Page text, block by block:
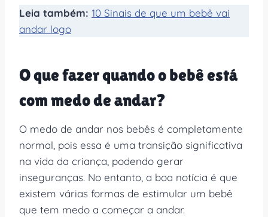
Leia também: 10 Sinais de que um bebê vai
andar logo
O que fazer quando o bebê está
com medo de andar?
O medo de andar nos bebês é completamente
normal, pois essa é uma transição significativa
na vida da criança, podendo gerar
inseguranças. No entanto, a boa notícia é que
existem várias formas de estimular um bebê
que tem medo a começar a andar.